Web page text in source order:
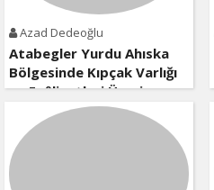
Azad Dedeoğlu
Atabegler Yurdu Ahıska
Bölgesinde Kıpçak Varlığı
ve Faâliyetleri Üzerine
Kısa Bir Değerlendirme